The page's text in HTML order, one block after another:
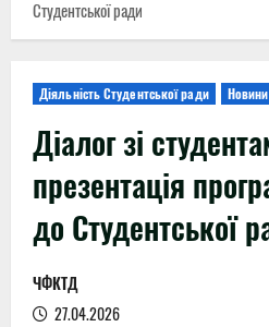
Студентської ради
Діяльність Студентської ради Новини
Діалог зі
презентація
до Студентської
ЧФКТД
27.04.2026